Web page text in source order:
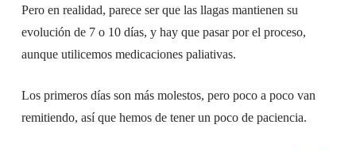
Pero en realidad, parece ser que las llagas mantienen su
evolución de 7 o 10 días, y hay que pasar por el proceso,
aunque utilicemos medicaciones paliativas.
Los primeros días son más molestos, pero poco a poco van
remitiendo, así que hemos de tener un poco de paciencia.